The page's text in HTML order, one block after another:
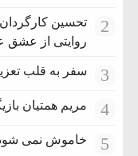
2
تحسین
روایتی از عشق
3 سفر به قلب تعزیه لامرد
4 مریم همتیان
5 خاموش نمی